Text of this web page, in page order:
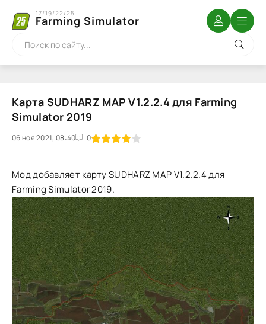
Farming Simulator
17/19/22/25
Карта SUDHARZ MAP V1.2.2.4 для Farming
Simulator 2019
06 ноя 2021, 08:40 0
1 2 3 4 5
Мод добавляет карту SUDHARZ MAP V1.2.2.4 для
Farming Simulator 2019.